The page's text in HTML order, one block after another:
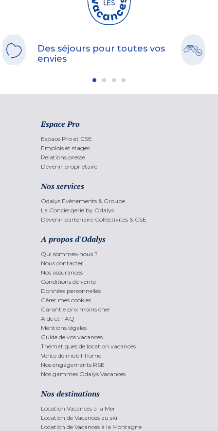
Des séjours pour toutes vos
envies
Espace Pro
Espace Pro et CSE
Emplois et stages
Relations presse
Devenir propriétaire
Nos services
Odalys Evènements & Groupe
La Conciergerie by Odalys
Devenir partenaire Collectivités & CSE
A propos d'Odalys
Qui sommes-nous ?
Nous contacter
Nos assurances
Conditions de vente
Données personnelles
Gérer mes cookies
Garantie prix moins cher
Aide et FAQ
Mentions légales
Guide de vos vacances
Thématiques de location vacances
Vente de mobil-home
Nos engagements RSE
Nos gammes Odalys Vacances
Nos destinations
Location Vacances à la Mer
Location de Vacances au ski
Location de Vacances à la Montagne